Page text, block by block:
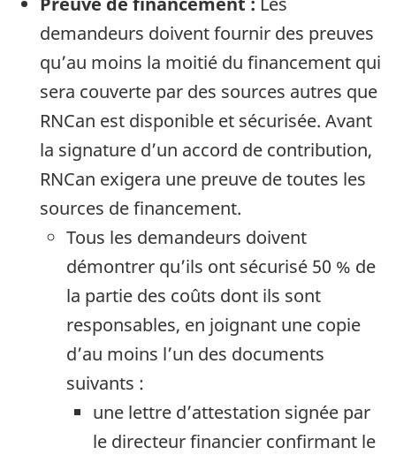
demandeurs doivent fournir des preuves
qu’au moins la moitié du financement qui
sera couverte par des sources autres que
RNCan est disponible et sécurisée. Avant
la signature d’un accord de contribution,
RNCan exigera une preuve de toutes les
sources de financement.
Tous les demandeurs doivent
démontrer qu’ils ont sécurisé 50 % de
la partie des coûts dont ils sont
responsables, en joignant une copie
d’au moins l’un des documents
suivants :
une lettre d’attestation signée par
le directeur financier confirmant le